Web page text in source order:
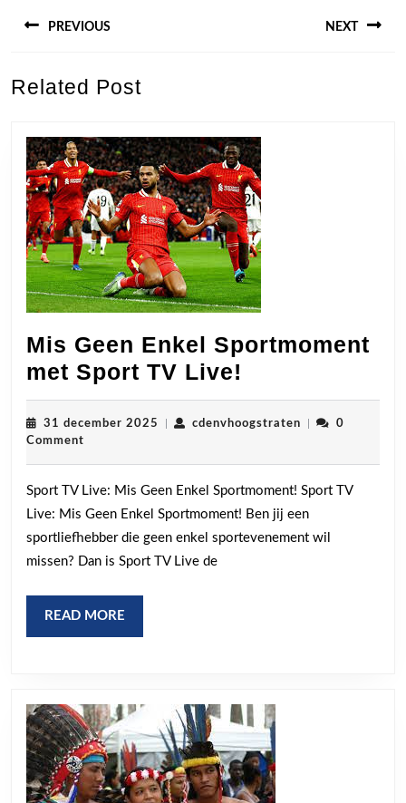
PREVIOUS
post:
NEXT
Related Post
Mis Geen Enkel Sportmoment
met Sport TV Live!
Geen
Enkel
met
Sport
TV
31 december 2025 31
cdenvhoogstraten
0
Comment
Sport TV Live: Mis Geen Enkel Sportmoment! Sport TV
Live: Mis Geen Enkel Sportmoment! Ben jij een
sportliefhebber die geen enkel sportevenement wil
missen? Dan is Sport TV Live de
READ MORE
MORE